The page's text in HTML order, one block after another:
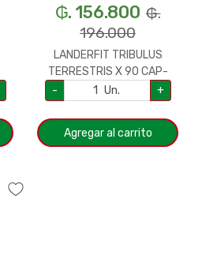
₲. 156.800 ₲.
196.000
LANDERFIT TRIBULUS
TERRESTRIS X 90 CAP-
416071
- Un. +
Agregar al carrito